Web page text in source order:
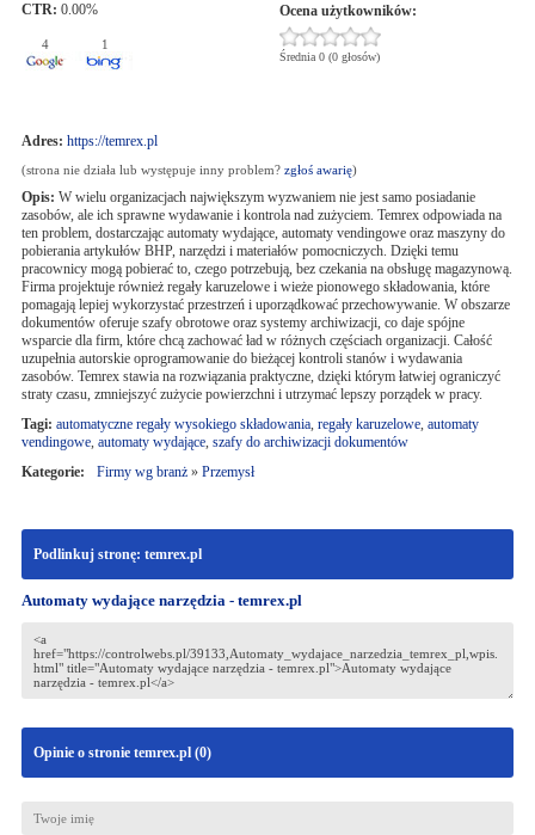
CTR: 0.00%
4 1
Ocena użytkowników:
Średnia 0 (0 głosów)
Adres: https://temrex.pl
(strona nie działa lub występuje inny problem? zgłoś awarię)
Opis: W wielu organizacjach największym wyzwaniem nie jest samo posiadanie
zasobów, ale ich sprawne wydawanie i kontrola nad zużyciem. Temrex odpowiada na
ten problem, dostarczając automaty wydające, automaty vendingowe oraz maszyny do
pobierania artykułów BHP, narzędzi i materiałów pomocniczych. Dzięki temu
pracownicy mogą pobierać to, czego potrzebują, bez czekania na obsługę magazynową.
Firma projektuje również regały karuzelowe i wieże pionowego składowania, które
pomagają lepiej wykorzystać przestrzeń i uporządkować przechowywanie. W obszarze
dokumentów oferuje szafy obrotowe oraz systemy archiwizacji, co daje spójne
wsparcie dla firm, które chcą zachować ład w różnych częściach organizacji. Całość
uzupełnia autorskie oprogramowanie do bieżącej kontroli stanów i wydawania
zasobów. Temrex stawia na rozwiązania praktyczne, dzięki którym łatwiej ograniczyć
straty czasu, zmniejszyć zużycie powierzchni i utrzymać lepszy porządek w pracy.
Tagi: automatyczne regały wysokiego składowania, regały karuzelowe, automaty
vendingowe, automaty wydające, szafy do archiwizacji dokumentów
Kategorie:
Firmy wg branż» Przemysł
Podlinkuj stronę: temrex.pl
Automaty wydające narzędzia - temrex.pl
Opinie o stronie temrex.pl (0)